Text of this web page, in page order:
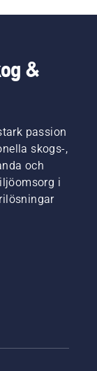
&
passion
skogs-,
och
i